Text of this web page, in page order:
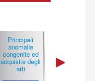
Principali
anomalie
congenite ed
acquisite degli
arti
acquisite